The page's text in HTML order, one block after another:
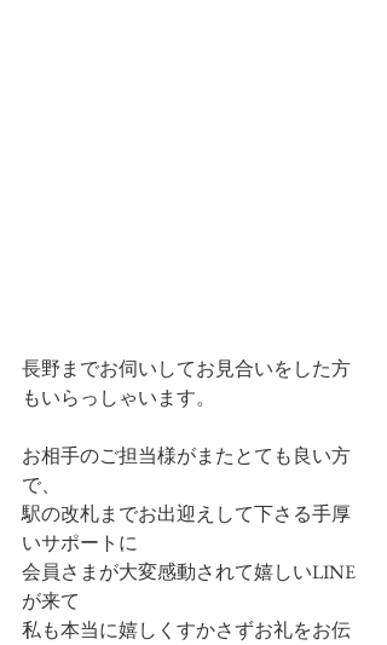
長野までお伺いしてお見合いをした方
もいらっしゃいます。
お相手のご担当様がまたとても良い方
で、
駅の改札までお出迎えして下さる手厚
いサポートに
会員さまが大変感動されて嬉しいLINE
が来て
私も本当に嬉しくすかさずお礼をお伝